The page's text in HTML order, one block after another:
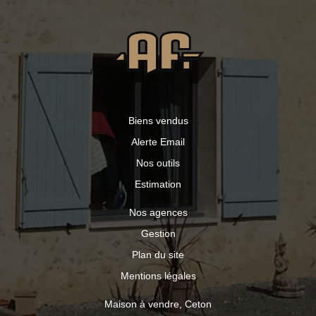
ou à négocier selon le projet. Confort & performance : -
RT 2021 -Isolation premium : -Bio brique -Murs 140 mm -
Combles 45 cm laine de roche -Sol 10 cm TMS
Biens vendus
Alerte Email
Nos outils
Estimation
Nos agences
Gestion
Plan du site
Mentions légales
Maison à vendre, Ceton